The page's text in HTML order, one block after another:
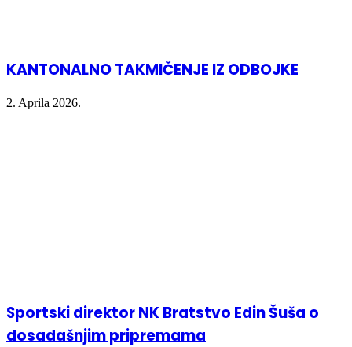
KANTONALNO TAKMIČENJE IZ ODBOJKE
2. Aprila 2026.
Sportski direktor NK Bratstvo Edin Šuša o
dosadašnjim pripremama